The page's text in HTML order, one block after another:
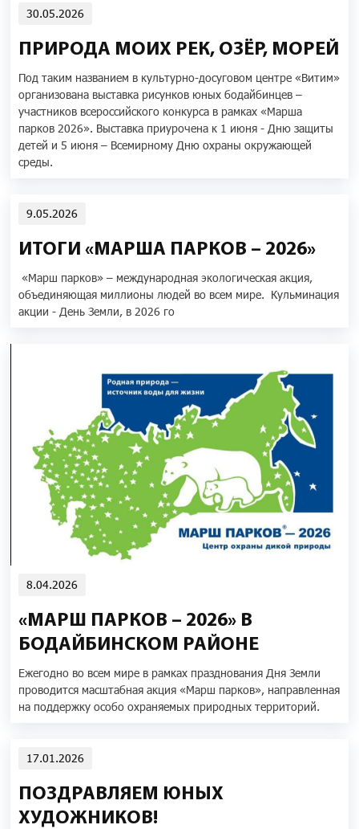
30.05.2026
ПРИРОДА МОИХ РЕК, ОЗЁР, МОРЕЙ
Под таким названием в культурно-досуговом центре «Витим»
организована выставка рисунков юных бодайбинцев –
участников всероссийского конкурса в рамках «Марша
парков 2026». Выставка приурочена к 1 июня - Дню защиты
детей и 5 июня – Всемирному Дню охраны окружающей
среды.
9.05.2026
ИТОГИ «МАРША ПАРКОВ – 2026»
«Марш парков» – международная экологическая акция,
объединяющая миллионы людей во всем мире. Кульминация
акции - День Земли, в 2026 го
8.04.2026
«МАРШ ПАРКОВ – 2026» В
БОДАЙБИНСКОМ РАЙОНЕ
Ежегодно во всем мире в рамках празднования Дня Земли
проводится масштабная акция «Марш парков», направленная
на поддержку особо охраняемых природных территорий.
17.01.2026
ПОЗДРАВЛЯЕМ ЮНЫХ
ХУДОЖНИКОВ!